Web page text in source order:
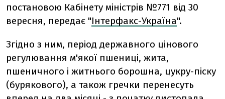
постановою Кабінету міністрів №771 від 30
вересня, передає "Інтерфакс-Україна".
Згідно з ним, період державного цінового
регулювання м'якої пшениці, жита,
пшеничного і житнього борошна, цукру-піску
(бурякового), а також гречки перенесуть